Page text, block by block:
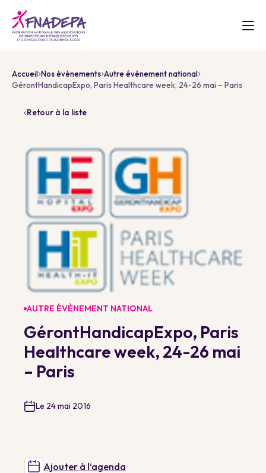
Accueil Nos événements Autre évènement national
GérontHandicapExpo, Paris Healthcare week, 24-26 mai – Paris
Retour à la liste
AUTRE ÉVÈNEMENT NATIONAL
GérontHandicapExpo, Paris
Healthcare week, 24-26 mai
– Paris
Le 24 mai 2016
Ajouter à l’agenda